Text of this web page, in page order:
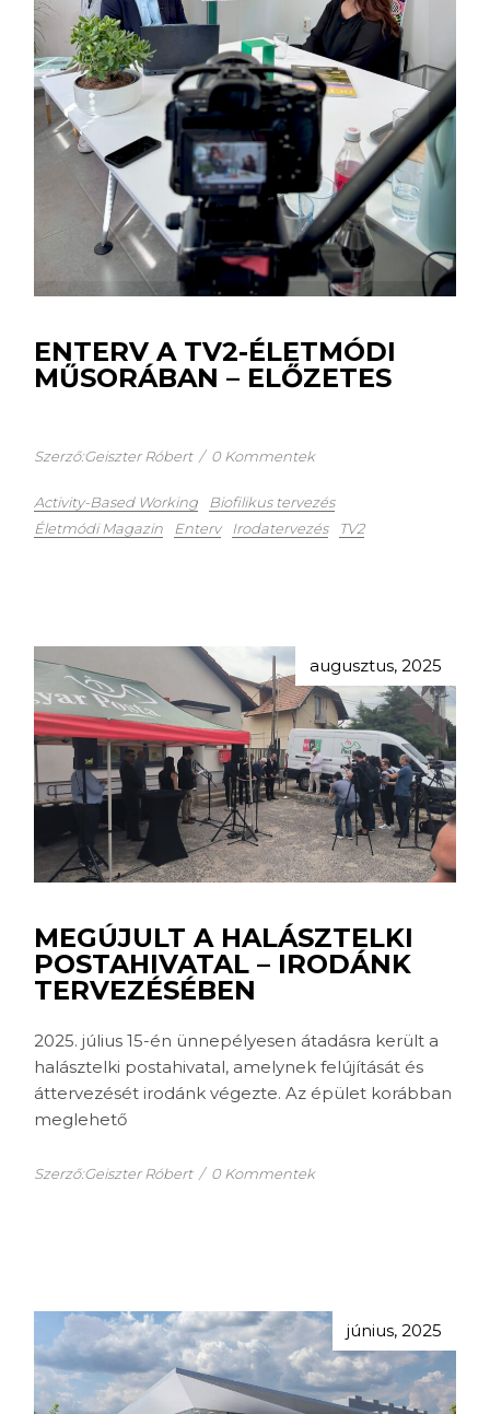
ENTERV A TV2-ÉLETMÓDI
MŰSORÁBAN – ELŐZETES
Szerző:Geiszter Róbert / 0 Kommentek
Activity-Based Working
Biofilikus tervezés
Életmódi Magazin
Enterv Irodatervezés TV2
augusztus, 2025
MEGÚJULT A HALÁSZTELKI
POSTAHIVATAL – IRODÁNK
TERVEZÉSÉBEN
2025. július 15-én ünnepélyesen átadásra került a
halásztelki postahivatal, amelynek felújítását és
áttervezését irodánk végezte. Az épület korábban
meglehető
Szerző:Geiszter Róbert / 0 Kommentek
június, 2025